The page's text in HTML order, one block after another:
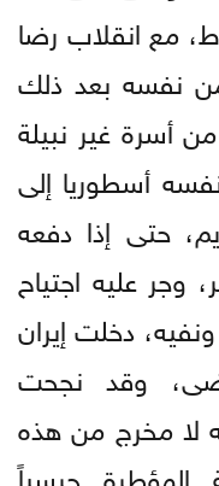
مع انقلاب رضا
جعل من نفسه بعد ذلك
أسرة غير نبيلة
أسطوريا إلى
حتى إذا دفعه
وجر عليه اجتياح
وتنحيته ونفيه، دخلت إيران
وقد نجحت
لا مخرج من هذه
المؤطرة حرسياً